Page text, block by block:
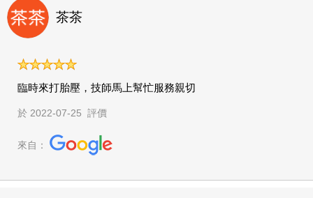
茶茶
臨時來打胎壓，技師馬上幫忙服務親切
於 2022-07-25 評價
來自：